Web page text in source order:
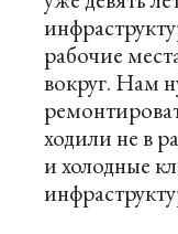
рабочие
вокруг. Нам
ходили не в
и холодные